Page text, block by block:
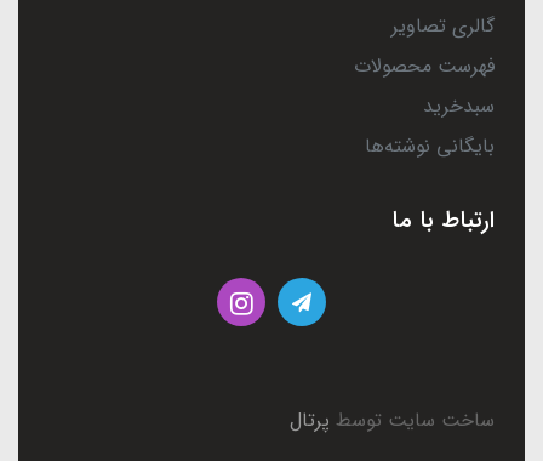
گالری تصاویر
فهرست محصولات
سبدخرید
بایگانی نوشته‌ها
ارتباط با ما
ساخت سایت توسط پرتال